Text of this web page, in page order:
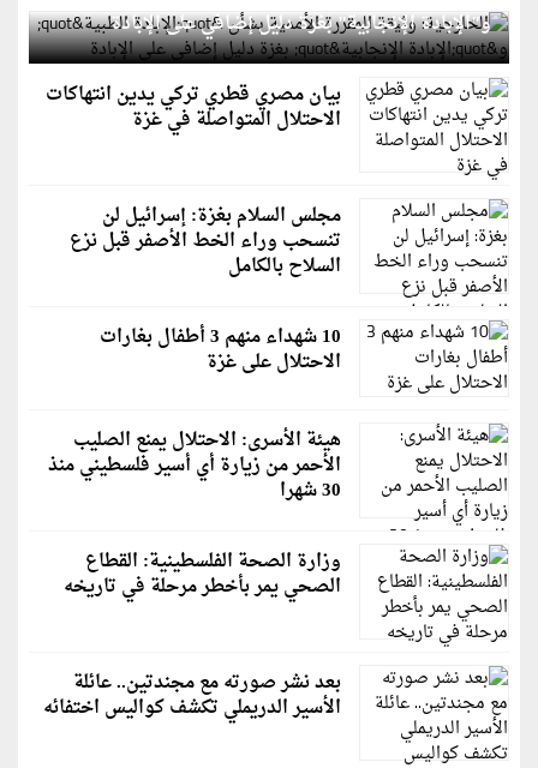
و"الإبادة الإنجابية" بغزة دليل إضافي على الإبادة
بيان مصري قطري تركي يدين انتهاكات
الاحتلال المتواصلة في غزة
مجلس السلام بغزة: إسرائيل لن
تنسحب وراء الخط الأصفر قبل نزع
السلاح بالكامل
10 شهداء منهم 3 أطفال بغارات
الاحتلال على غزة
هيئة الأسرى: الاحتلال يمنع الصليب
الأحمر من زيارة أي أسير فلسطيني منذ
30 شهرا
وزارة الصحة الفلسطينية: القطاع
الصحي يمر بأخطر مرحلة في تاريخه
بعد نشر صورته مع مجندتين.. عائلة
الأسير الدريملي تكشف كواليس اختفائه